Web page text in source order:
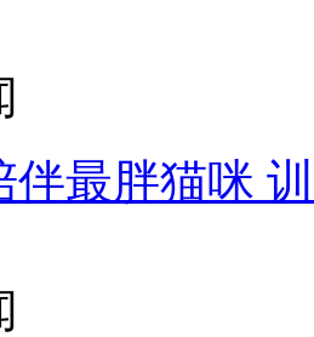
伴最胖猫咪